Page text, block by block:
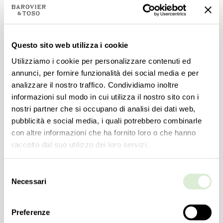
Questo sito web utilizza i cookie
Utilizziamo i cookie per personalizzare contenuti ed
annunci, per fornire funzionalità dei social media e per
analizzare il nostro traffico. Condividiamo inoltre
informazioni sul modo in cui utilizza il nostro sito con i
nostri partner che si occupano di analisi dei dati web,
pubblicità e social media, i quali potrebbero combinarle
con altre informazioni che ha fornito loro o che hanno
raccolto dal suo utilizzo dei loro servizi.
delNecessari
Preferenze